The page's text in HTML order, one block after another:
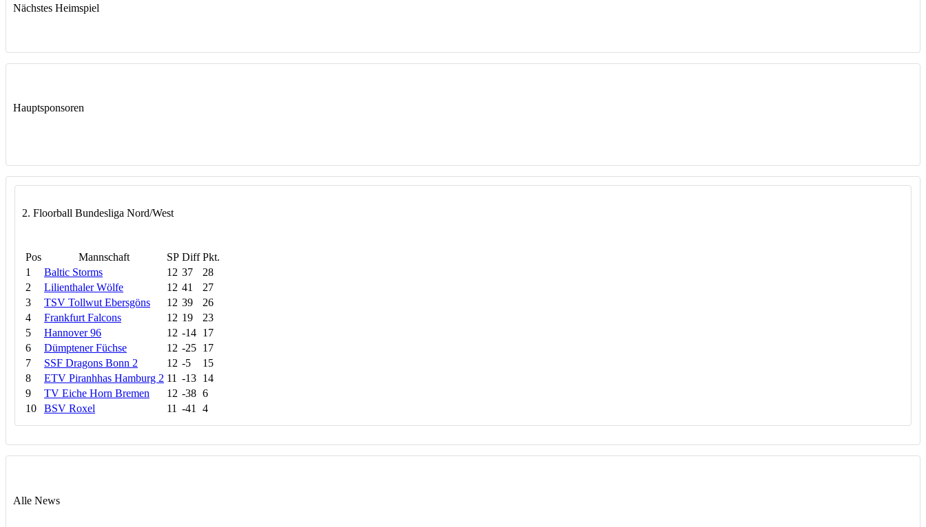
Nächstes Heimspiel
Hauptsponsoren
2. Floorball Bundesliga Nord/West
Pos Mannschaft SP Diff Pkt.
1
Baltic Storms 12 37
28
2
Lilienthaler Wölfe 12 41
27
3
TSV Tollwut Ebersgöns 12 39
26
4
Frankfurt Falcons 12 19
23
5
Hannover 96 12 -14 17
6
Dümptener Füchse 12 -25 17
7
SSF Dragons Bonn 2 12 -5
15
8
ETV Piranhhas Hamburg 2 11 -13 14
9
TV Eiche Horn Bremen 12 -38 6
10
BSV Roxel 11 -41 4
Alle News